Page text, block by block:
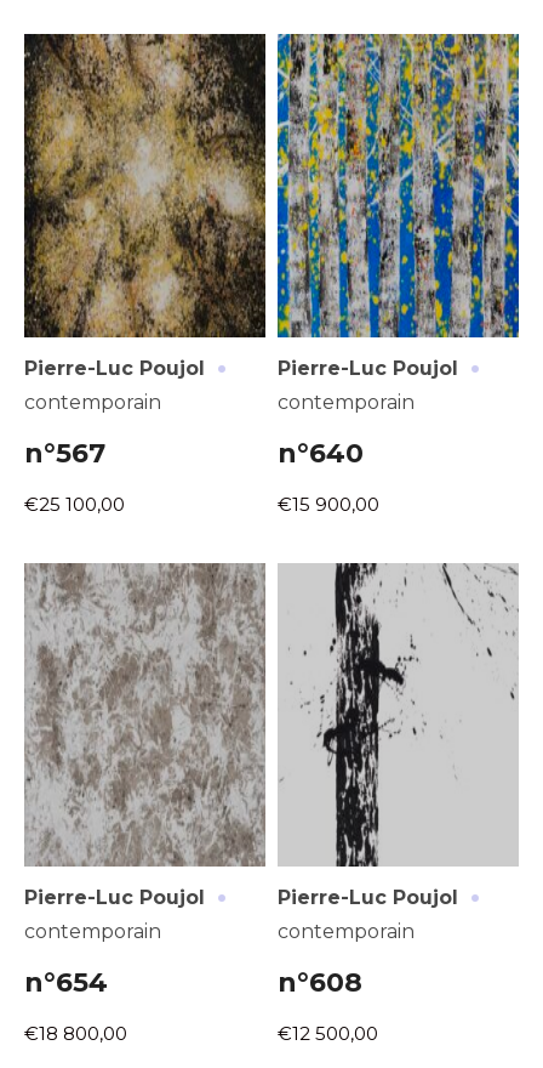
Pierre-Luc Poujol ·
contemporain
n°567
€25 100,00
Pierre-Luc Poujol ·
contemporain
n°640
€15 900,00
Pierre-Luc Poujol ·
contemporain
n°654
€18 800,00
Pierre-Luc Poujol ·
contemporain
n°608
€12 500,00